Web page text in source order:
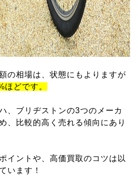
の相場は、状態にもよりますが
どです。
、ブリヂストンの3つのメーカ
、比較的高く売れる傾向にあり
イントや、高価買取のコツは以
います！